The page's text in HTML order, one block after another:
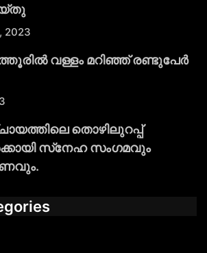
2023
വള്ളം മറിഞ്ഞ് രണ്ടുപേര്‍
തൊഴിലുറപ്പ്
സ്‌നേഹ സംഗമവും